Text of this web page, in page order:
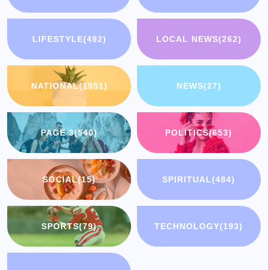
LIFESTYLE(492) LOCAL NEWS(262)
NATIONAL(1951) NEWS(27)
PAGE 3(540) POLITICS(653)
SOCIAL(15) SPIRITUAL(484)
SPORTS(79) TECHNOLOGY(193)